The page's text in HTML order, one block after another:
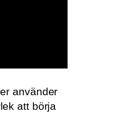
använder
att börja